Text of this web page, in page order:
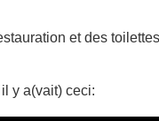
et des
y a(vait) ceci: